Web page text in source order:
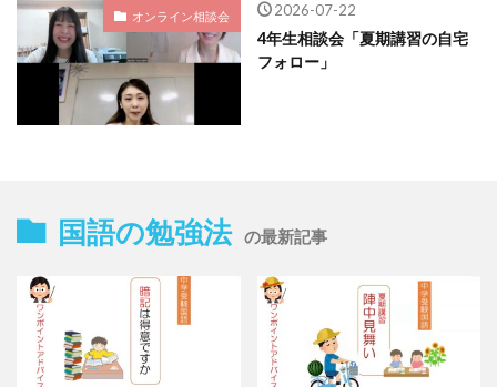
オンライン相談会 2026-07-22
4年生相談会「夏期講習の自宅
フォロー」
国語の勉強法 の最新記事